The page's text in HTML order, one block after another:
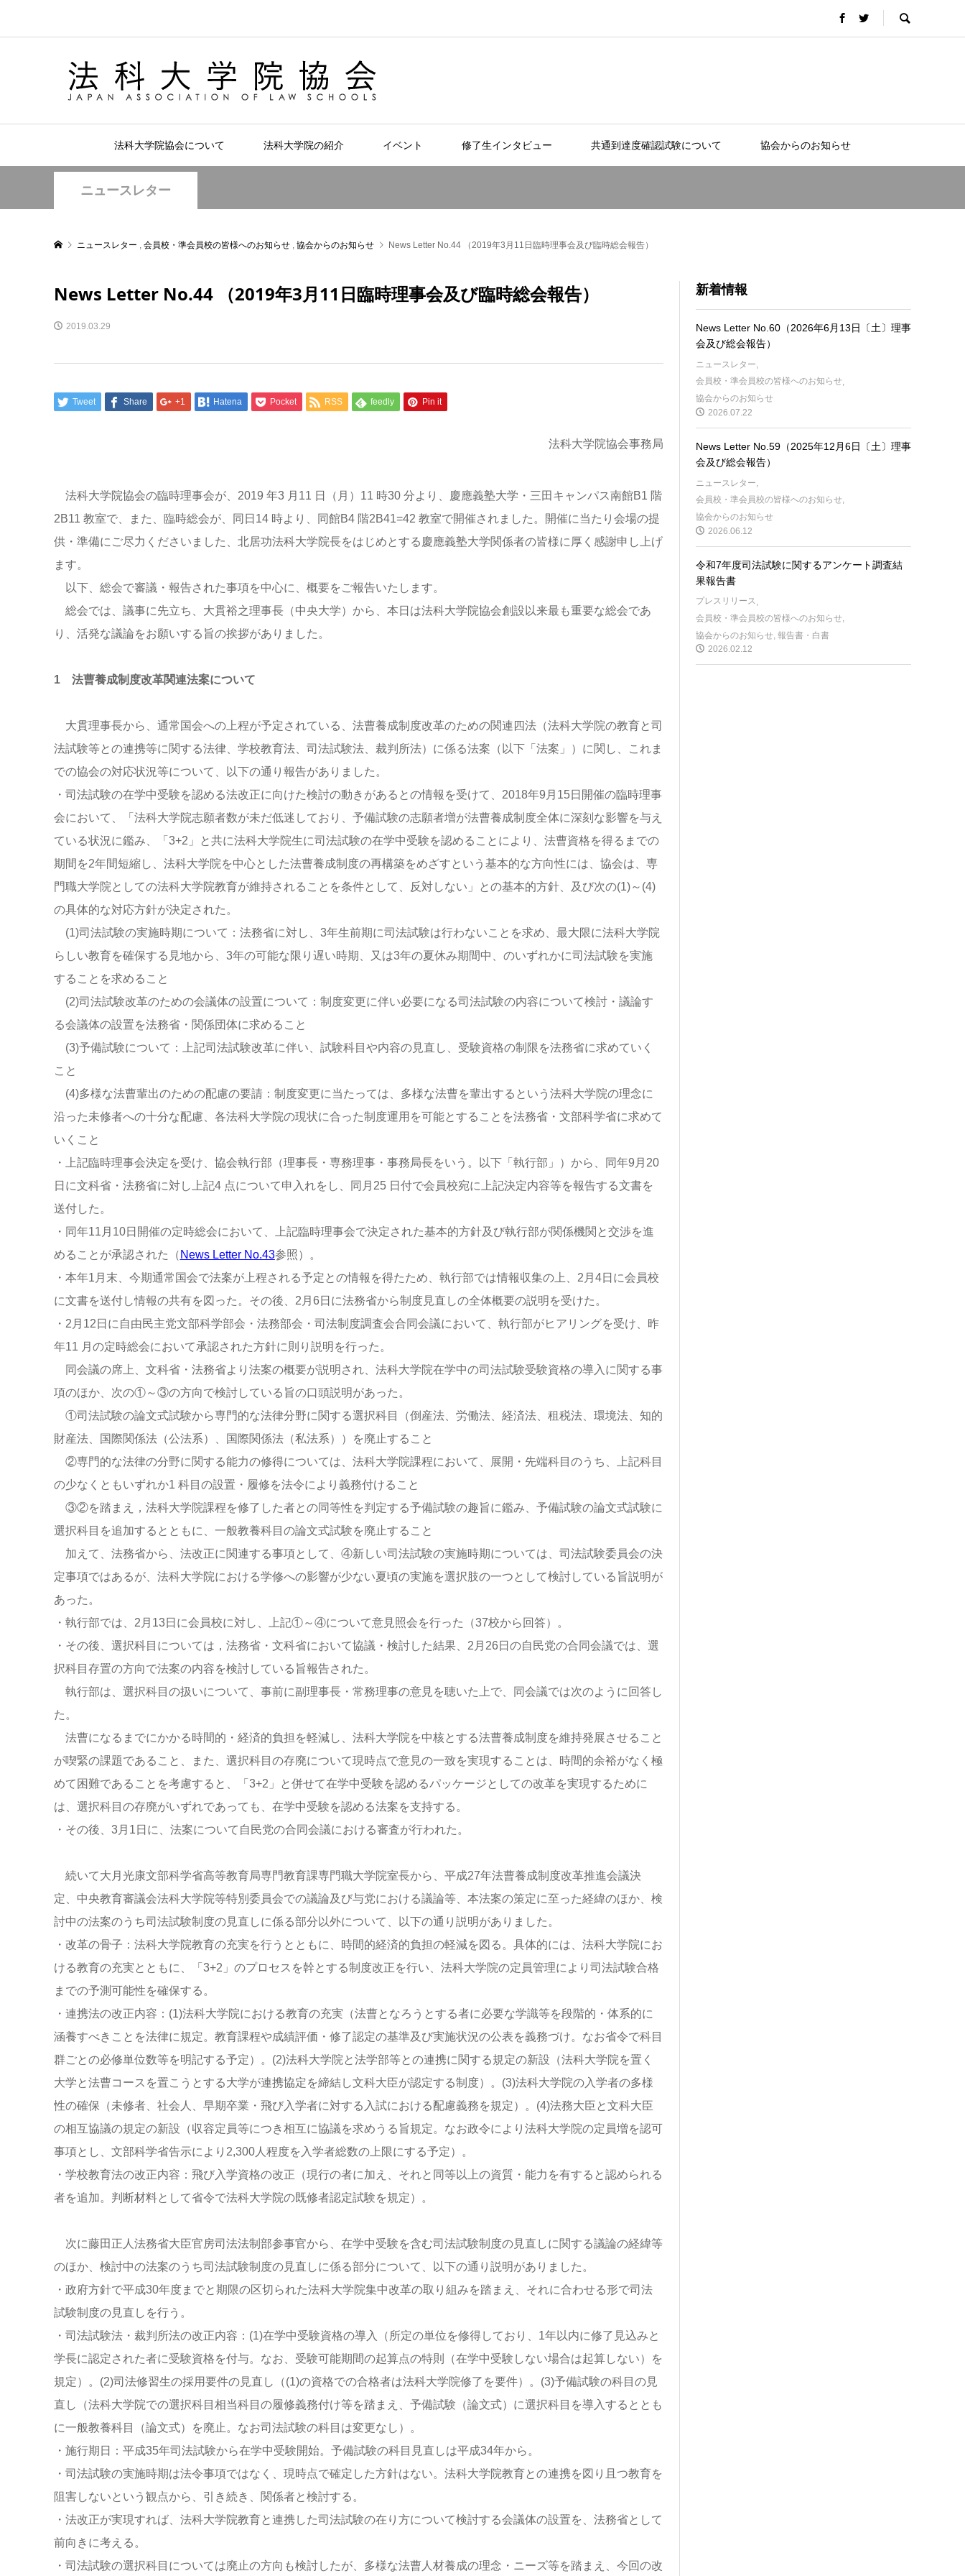
法科大学院協会について 法科大学院の紹介 イベント 修了生インタビュー 共通到達度確認試験について 協会からのお知らせ
ニュースレター
ニュースレター , 会員校・準会員校の皆様へのお知らせ , 協会からのお知らせ News Letter No.44 （2019年3月11日臨時理事会及び臨時総会報告）
News Letter No.44 （2019年3月11日臨時理事会及び臨時総会報告）
2019.03.29
Tweet Share +1 Hatena Pocket RSS feedly Pin it
法科大学院協会事務局
法科大学院協会の臨時理事会が、2019 年3 月11 日（月）11 時30 分より、慶應義塾大学・三田キャンパス南館B1 階
2B11 教室で、また、臨時総会が、同日14 時より、同館B4 階2B41=42 教室で開催されました。開催に当たり会場の提
供・準備にご尽力くださいました、北居功法科大学院長をはじめとする慶應義塾大学関係者の皆様に厚く感謝申し上げ
ます。
以下、総会で審議・報告された事項を中心に、概要をご報告いたします。
総会では、議事に先立ち、大貫裕之理事長（中央大学）から、本日は法科大学院協会創設以来最も重要な総会であ
り、活発な議論をお願いする旨の挨拶がありました。
1 法曹養成制度改革関連法案について
大貫理事長から、通常国会への上程が予定されている、法曹養成制度改革のための関連四法（法科大学院の教育と司
法試験等との連携等に関する法律、学校教育法、司法試験法、裁判所法）に係る法案（以下「法案」）に関し、これま
での協会の対応状況等について、以下の通り報告がありました。
・司法試験の在学中受験を認める法改正に向けた検討の動きがあるとの情報を受けて、2018年9月15日開催の臨時理事
会において、「法科大学院志願者数が未だ低迷しており、予備試験の志願者増が法曹養成制度全体に深刻な影響を与え
ている状況に鑑み、「3+2」と共に法科大学院生に司法試験の在学中受験を認めることにより、法曹資格を得るまでの
期間を2年間短縮し、法科大学院を中心とした法曹養成制度の再構築をめざすという基本的な方向性には、協会は、専
門職大学院としての法科大学院教育が維持されることを条件として、反対しない」との基本的方針、及び次の(1)～(4)
の具体的な対応方針が決定された。
(1)司法試験の実施時期について：法務省に対し、3年生前期に司法試験は行わないことを求め、最大限に法科大学院
らしい教育を確保する見地から、3年の可能な限り遅い時期、又は3年の夏休み期間中、のいずれかに司法試験を実施
することを求めること
(2)司法試験改革のための会議体の設置について：制度変更に伴い必要になる司法試験の内容について検討・議論す
る会議体の設置を法務省・関係団体に求めること
(3)予備試験について：上記司法試験改革に伴い、試験科目や内容の見直し、受験資格の制限を法務省に求めていく
こと
(4)多様な法曹輩出のための配慮の要請：制度変更に当たっては、多様な法曹を輩出するという法科大学院の理念に
沿った未修者への十分な配慮、各法科大学院の現状に合った制度運用を可能とすることを法務省・文部科学省に求めて
いくこと
・上記臨時理事会決定を受け、協会執行部（理事長・専務理事・事務局長をいう。以下「執行部」）から、同年9月20
日に文科省・法務省に対し上記4 点について申入れをし、同月25 日付で会員校宛に上記決定内容等を報告する文書を
送付した。
・同年11月10日開催の定時総会において、上記臨時理事会で決定された基本的方針及び執行部が関係機関と交渉を進
めることが承認された（ News Letter No.43参照）。
・本年1月末、今期通常国会で法案が上程される予定との情報を得たため、執行部では情報収集の上、2月4日に会員校
に文書を送付し情報の共有を図った。その後、2月6日に法務省から制度見直しの全体概要の説明を受けた。
・2月12日に自由民主党文部科学部会・法務部会・司法制度調査会合同会議において、執行部がヒアリングを受け、昨
年11 月の定時総会において承認された方針に則り説明を行った。
同会議の席上、文科省・法務省より法案の概要が説明され、法科大学院在学中の司法試験受験資格の導入に関する事
項のほか、次の①～③の方向で検討している旨の口頭説明があった。
①司法試験の論文式試験から専門的な法律分野に関する選択科目（倒産法、労働法、経済法、租税法、環境法、知的
財産法、国際関係法（公法系）、国際関係法（私法系））を廃止すること
②専門的な法律の分野に関する能力の修得については、法科大学院課程において、展開・先端科目のうち、上記科目
の少なくともいずれか1 科目の設置・履修を法令により義務付けること
③②を踏まえ，法科大学院課程を修了した者との同等性を判定する予備試験の趣旨に鑑み、予備試験の論文式試験に
選択科目を追加するとともに、一般教養科目の論文式試験を廃止すること
加えて、法務省から、法改正に関連する事項として、④新しい司法試験の実施時期については、司法試験委員会の決
定事項ではあるが、法科大学院における学修への影響が少ない夏頃の実施を選択肢の一つとして検討している旨説明が
あった。
・執行部では、2月13日に会員校に対し、上記①～④について意見照会を行った（37校から回答）。
・その後、選択科目については，法務省・文科省において協議・検討した結果、2月26日の自民党の合同会議では、選
択科目存置の方向で法案の内容を検討している旨報告された。
執行部は、選択科目の扱いについて、事前に副理事長・常務理事の意見を聴いた上で、同会議では次のように回答し
た。
法曹になるまでにかかる時間的・経済的負担を軽減し、法科大学院を中核とする法曹養成制度を維持発展させること
が喫緊の課題であること、また、選択科目の存廃について現時点で意見の一致を実現することは、時間的余裕がなく極
めて困難であることを考慮すると、「3+2」と併せて在学中受験を認めるパッケージとしての改革を実現するために
は、選択科目の存廃がいずれであっても、在学中受験を認める法案を支持する。
・その後、3月1日に、法案について自民党の合同会議における審査が行われた。
続いて大月光康文部科学省高等教育局専門教育課専門職大学院室長から、平成27年法曹養成制度改革推進会議決
定、中央教育審議会法科大学院等特別委員会での議論及び与党における議論等、本法案の策定に至った経緯のほか、検
討中の法案のうち司法試験制度の見直しに係る部分以外について、以下の通り説明がありました。
・改革の骨子：法科大学院教育の充実を行うとともに、時間的経済的負担の軽減を図る。具体的には、法科大学院にお
ける教育の充実とともに、「3+2」のプロセスを幹とする制度改正を行い、法科大学院の定員管理により司法試験合格
までの予測可能性を確保する。
・連携法の改正内容：(1)法科大学院における教育の充実（法曹となろうとする者に必要な学識等を段階的・体系的に
涵養すべきことを法律に規定。教育課程や成績評価・修了認定の基準及び実施状況の公表を義務づけ。なお省令で科目
群ごとの必修単位数等を明記する予定）。(2)法科大学院と法学部等との連携に関する規定の新設（法科大学院を置く
大学と法曹コースを置こうとする大学が連携協定を締結し文科大臣が認定する制度）。(3)法科大学院の入学者の多様
性の確保（未修者、社会人、早期卒業・飛び入学者に対する入試における配慮義務を規定）。(4)法務大臣と文科大臣
の相互協議の規定の新設（収容定員等につき相互に協議を求めうる旨規定。なお政令により法科大学院の定員増を認可
事項とし、文部科学省告示により2,300人程度を入学者総数の上限にする予定）。
・学校教育法の改正内容：飛び入学資格の改正（現行の者に加え、それと同等以上の資質・能力を有すると認められる
者を追加。判断材料として省令で法科大学院の既修者認定試験を規定）。
次に藤田正人法務省大臣官房司法法制部参事官から、在学中受験を含む司法試験制度の見直しに関する議論の経緯等
のほか、検討中の法案のうち司法試験制度の見直しに係る部分について、以下の通り説明がありました。
・政府方針で平成30年度までと期限の区切られた法科大学院集中改革の取り組みを踏まえ、それに合わせる形で司法
試験制度の見直しを行う。
・司法試験法・裁判所法の改正内容：(1)在学中受験資格の導入（所定の単位を修得しており、1年以内に修了見込みと
学長に認定された者に受験資格を付与。なお、受験可能期間の起算点の特則（在学中受験しない場合は起算しない）を
規定）。(2)司法修習生の採用要件の見直し（(1)の資格での合格者は法科大学院修了を要件）。(3)予備試験の科目の見
直し（法科大学院での選択科目相当科目の履修義務付け等を踏まえ、予備試験（論文式）に選択科目を導入するととも
に一般教養科目（論文式）を廃止。なお司法試験の科目は変更なし）。
・施行期日：平成35年司法試験から在学中受験開始。予備試験の科目見直しは平成34年から。
・司法試験の実施時期は法令事項ではなく、現時点で確定した方針はない。法科大学院教育との連携を図り且つ教育を
阻害しないという観点から、引き続き、関係者と検討する。
・法改正が実現すれば、法科大学院教育と連携した司法試験の在り方について検討する会議体の設置を、法務省として
前向きに考える。
・司法試験の選択科目については廃止の方向も検討したが、多様な法曹人材養成の理念・ニーズ等を踏まえ、今回の改
新着情報
News Letter No.60（2026年6月13日〔土〕理事
会及び総会報告）
ニュースレター
会員校・準会員校の皆様へのお知らせ
協会からのお知らせ
2026.07.22
News Letter No.59（2025年12月6日〔土〕理事
会及び総会報告）
ニュースレター
会員校・準会員校の皆様へのお知らせ,
協会からのお知らせ
2026.06.12
令和7年度司法試験に関するアンケート調査結
果報告書
プレスリリース
会員校・準会員校の皆様へのお知らせ,
協会からのお知らせ ,報告書・白書
2026.02.12